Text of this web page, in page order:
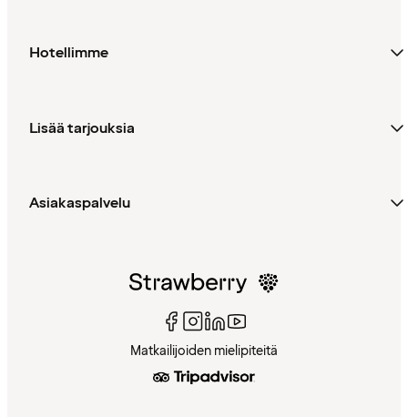
Hotellimme
Lisää tarjouksia
Asiakaspalvelu
Matkailijoiden mielipiteitä